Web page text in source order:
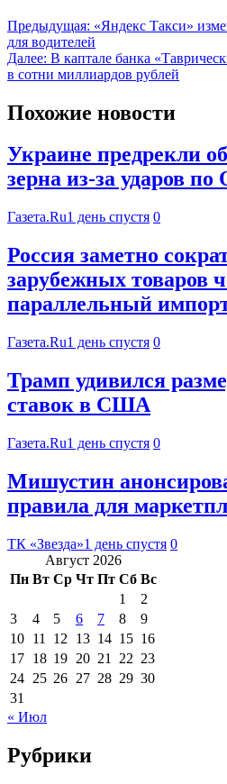
Предыдущая: «Яндекс Такси»
для водителей
Далее: В каптале банка
в сотни миллиардов рублей
Похожие новости
Украине предрекли
зерна из-за ударов по
Газета.Ru1 день спустя 0
Россия заметно
зарубежных товаров
параллельный
Газета.Ru1 день спустя 0
Трамп удивился
ставок в США
Газета.Ru1 день спустя 0
Мишустин
правила для
ТК «Звезда»1 день спустя 0
Август 2026
Пн Вт Ср Чт Пт Сб Вс
1
2
3
4 5 6 7 8
9
10 11 12 13 14 15 16
17 18 19 20 21 22 23
24 25 26 27 28 29 30
31
« Июл
Рубрики